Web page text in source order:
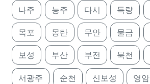
나주 능주 다시 득량
목포 몽탄 무안 물금
보성 부산 부전 북천
서광주 순천 신보성 영암